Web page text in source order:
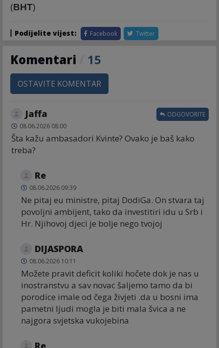
(BHT)
Podijelite vijest: Facebook Twitter
Komentari 15
OSTAVITE KOMENTAR
Jaffa
08.06.2026 08:00
Šta kažu ambasadori Kvinte? Ovako je baš kako
treba?
ODGOVORITE
Re
08.06.2026 09:39
Ne pitaj eu ministre, pitaj DodiGa. On stvara taj
povoljni ambijent, tako da investitiri idu u Srb i
Hr. Njihovoj djeci je bolje nego tvojoj
DIJASPORA
08.06.2026 10:11
Možete pravit deficit koliki hočete dok je nas u
inostranstvu a sav novac šaljemo tamo da bi
porodice imale od čega živjeti .da u bosni ima
pametni ljudi mogla je biti mala švica a ne
najgora svjetska vukojebina